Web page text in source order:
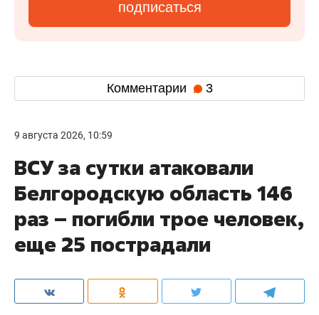
подписаться
Комментарии 3
9 августа 2026, 10:59
ВСУ за сутки атаковали
Белгородскую область 146
раз – погибли трое человек,
еще 25 пострадали